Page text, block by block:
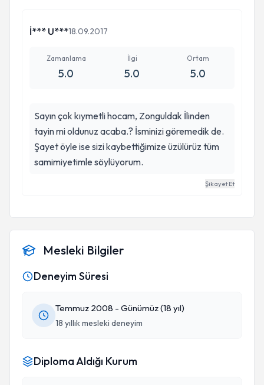
İ*** U***18.09.2017
Zamanlama
5.0
İlgi
5.0
Ortam
5.0
Sayın çok kıymetli hocam, Zonguldak İlinden
tayin mi oldunuz acaba.? İsminizi göremedik de.
Şayet öyle ise sizi kaybettiğimize üzülürüz tüm
samimiyetimle söylüyorum.
Şikayet Et
Mesleki Bilgiler
Deneyim Süresi
Temmuz 2008 - Günümüz (18 yıl)
18 yıllık mesleki deneyim
Diploma Aldığı Kurum